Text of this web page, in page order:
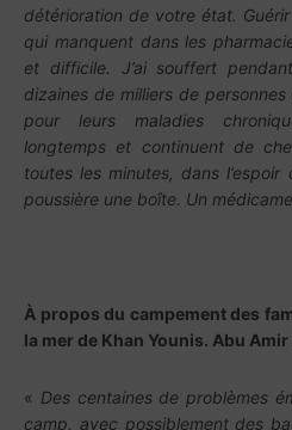
détérioration de votre état.
qui manquent dans les
et difficile. J’ai souffert
dizaines de milliers de
pour leurs maladies
longtemps et continuent de
toutes les minutes, dans
poussière une boîte. Un
À propos du campement des
la mer de Khan Younis. Abu
« Des centaines de problèmes
camp, avec possiblement des